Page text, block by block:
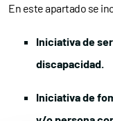
En este apartado se
Iniciativa de
discapacidad.
Iniciativa de